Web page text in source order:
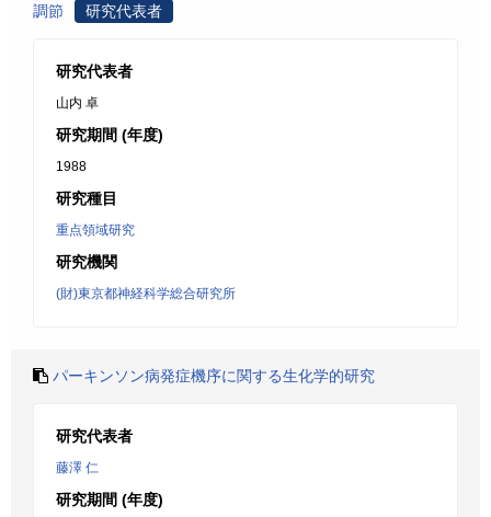
調節
研究代表者
研究代表者
山内 卓
研究期間 (年度)
1988
研究種目
重点領域研究
研究機関
(財)東京都神経科学総合研究所
パーキンソン病発症機序に関する生化学的研究
研究代表者
藤澤 仁
研究期間 (年度)